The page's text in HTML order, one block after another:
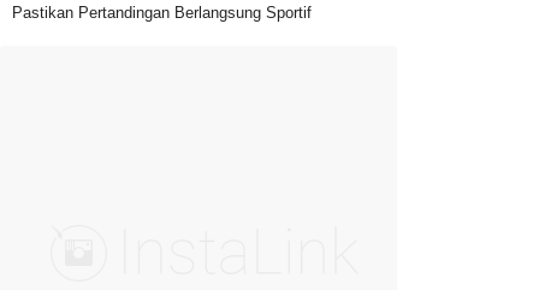
Pastikan Pertandingan Berlangsung Sportif